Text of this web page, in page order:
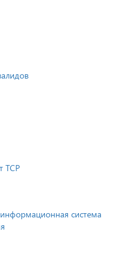
ТСР
информационная система